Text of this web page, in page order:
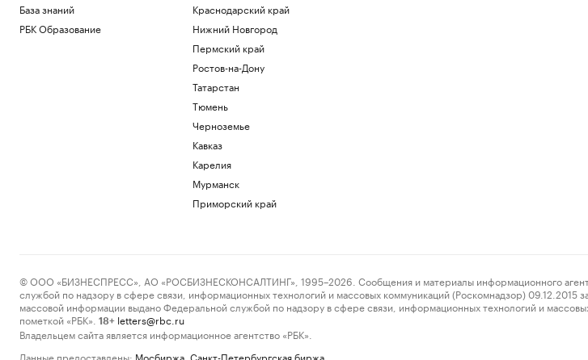
База знаний
РБК Образование
Краснодарский край
Нижний Новгород
Пермский край
Ростов-на-Дону
Татарстан
Тюмень
Черноземье
Кавказ
Карелия
Мурманск
Приморский край
© ООО «БИЗНЕСПРЕСС», АО «РОСБИЗНЕСКОНСАЛТИНГ», 1995–2026. Сообщения и материалы информационного
службой по надзору в сфере связи, информационных технологий и массовых коммуникаций (Роскомнадзор)
массовой информации выдано Федеральной службой по надзору в сфере связи, информационных технологий и
пометкой «РБК».
18+ letters@rbc.ru
Владельцем сайта является информационное агентство «РБК».
Данные предоставлены: Мосбиржа Санкт-Петербургская биржа